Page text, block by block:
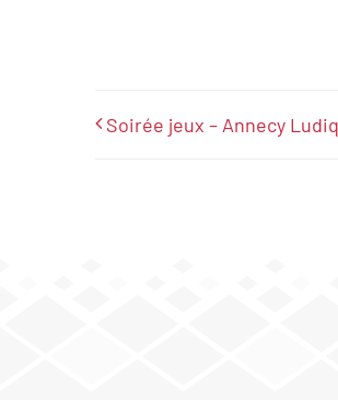
Soirée jeux – Annecy